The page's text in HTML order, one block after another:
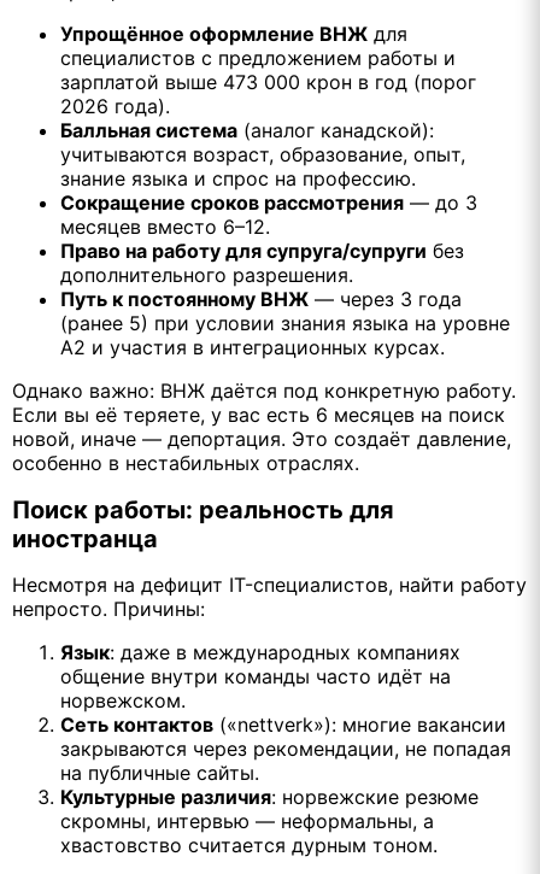
Упрощённое оформление ВНЖ для
специалистов с предложением работы и
зарплатой выше 473 000 крон в год (порог
2026 года).
Балльная система (аналог канадской):
учитываются возраст, образование, опыт,
знание языка и спрос на профессию.
Сокращение сроков рассмотрения — до 3
месяцев вместо 6–12.
Право на работу для супруга/супруги без
дополнительного разрешения.
Путь к постоянному ВНЖ — через 3 года
(ранее 5) при условии знания языка на уровне
A2 и участия в интеграционных курсах.
Однако важно: ВНЖ даётся под конкретную работу.
Если вы её теряете, у вас есть 6 месяцев на поиск
новой, иначе — депортация. Это создаёт давление,
особенно в нестабильных отраслях.
Поиск работы: реальность для
иностранца
Несмотря на дефицит IT-специалистов, найти работу
непросто. Причины:
Язык: даже в международных компаниях
общение внутри команды часто идёт на
норвежском.
Сеть контактов («nettverk»): многие вакансии
закрываются через рекомендации, не попадая
на публичные сайты.
Культурные различия: норвежские резюме
скромны, интервью — неформальны, а
хвастовство считается дурным тоном.